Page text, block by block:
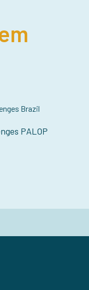
Brazil
PALOP